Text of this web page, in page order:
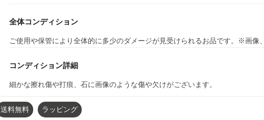
全体コンディション
ご使用や保管により全体的に多少のダメージが見受けられるお品です。※画像
コンディション詳細
細かな擦れ傷や打痕、石に画像のような傷や欠けがございます。
送料無料 ラッピング